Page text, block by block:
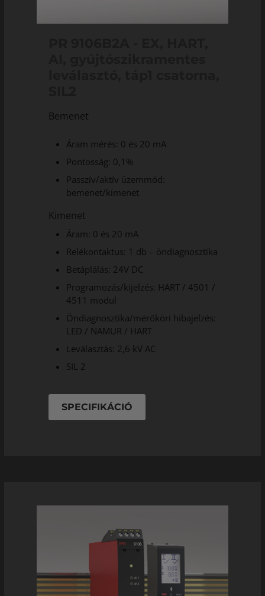
Bemenet
Áram mérés: 0 és 20 mA
Pontosság: 0,1%
Passzív/aktív üzemmód:
bemenet/kimenet
Kimenet
Áram: 0 és 20 mA
Relékontaktus: 1 db – öndiagnosztika
Betáplálás: 24V DC
Programozás/kijelzés: HART / 4501 /
4511 modul
Öndiagnosztika/mérőköri hibajelzés:
LED / NAMUR / HART
Leválasztás: 2,6 kV AC
SIL 2
SPECIFIKÁCIÓ